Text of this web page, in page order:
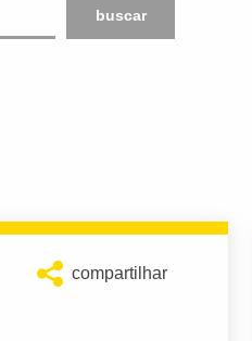
buscar
compartilhar